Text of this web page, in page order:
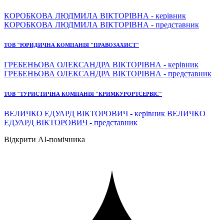
КОРОБКОВА ЛЮДМИЛА ВІКТОРІВНА - керівник
КОРОБКОВА ЛЮДМИЛА ВІКТОРІВНА - представник
ТОВ "ЮРИДИЧНА КОМПАНІЯ "ПРАВОЗАХИСТ"
ГРЕБЕНЬОВА ОЛЕКСАНДРА ВІКТОРІВНА - керівник
ГРЕБЕНЬОВА ОЛЕКСАНДРА ВІКТОРІВНА - представник
ТОВ "ТУРИСТИЧНА КОМПАНІЯ "КРИМКУРОРТСЕРВІС"
ВЕЛИЧКО ЕДУАРД ВІКТОРОВИЧ - керівник ВЕЛИЧКО
ЕДУАРД ВІКТОРОВИЧ - представник
Відкрити AI-помічника